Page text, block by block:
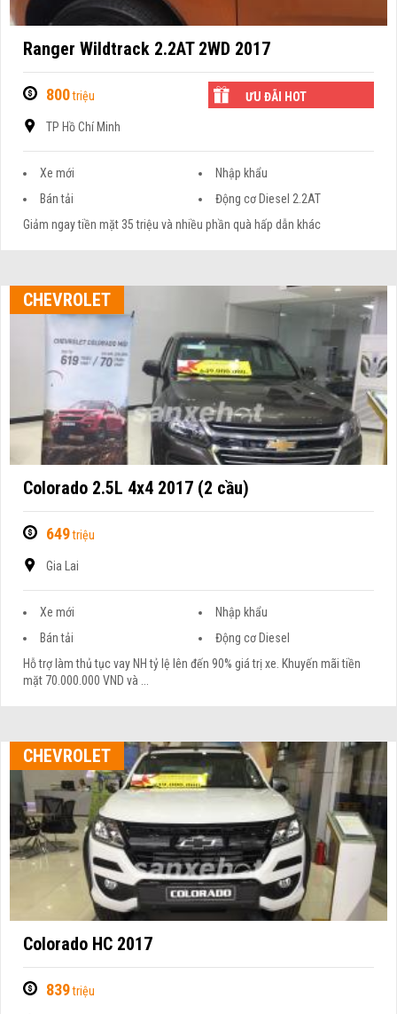
Ranger Wildtrack 2.2AT 2WD 2017
800triệu ƯU ĐÃI HOT
TP Hồ Chí Minh
Xe mới
Nhập khẩu
Bán tải
Động cơ Diesel 2.2AT
Giảm ngay tiền mặt 35 triệu và nhiều phần quà hấp dẫn khác
CHEVROLET
Colorado 2.5L 4x4 2017 (2 cầu)
649triệu
Gia Lai
Xe mới
Nhập khẩu
Bán tải
Động cơ Diesel
Hỗ trợ làm thủ tục vay NH tỷ lệ lên đến 90% giá trị xe. Khuyến mãi tiền
mặt 70.000.000 VND và ...
CHEVROLET
Colorado HC 2017
839triệu